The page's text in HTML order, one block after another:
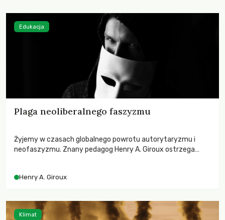
Plaga neoliberalnego faszyzmu
Żyjemy w czasach globalnego powrotu autorytaryzmu i
neofaszyzmu. Znany pedagog Henry A. Giroux ostrzega
wychowają świadomych obywateli?
Henry A. Giroux
Edukacja
Klimat